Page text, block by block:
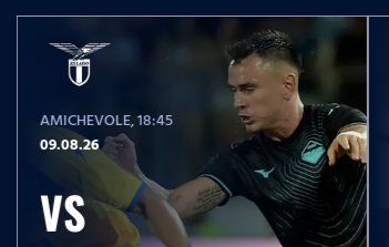
AMICHEVOLE, 18:45
09.08.26
VS